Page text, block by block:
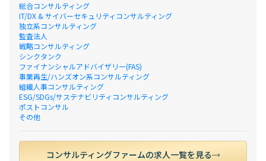
総合コンサルティング
IT/DX & サイバーセキュリティコンサルティング
独立系コンサルティング
監査法人
戦略コンサルティング
シンクタンク
ファイナンシャルアドバイザリー(FAS)
事業再生/ハンズオン系コンサルティング
組織人事コンサルティング
ESG/SDGs/サステナビリティコンサルティング
ポストコンサル
その他
コンサルティングファームの求人一覧を見る